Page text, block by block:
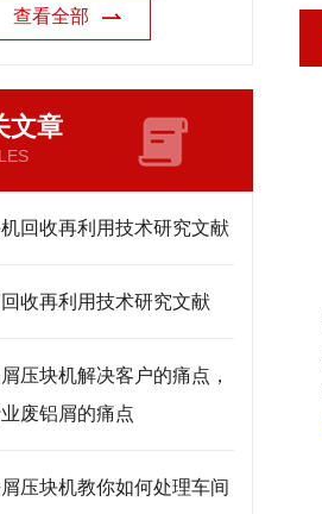
查看全部
文章
回收再利用技术研究文献
收再利用技术研究文献
压块机解决客户的痛点，
废铝屑的痛点
压块机教你如何处理车间